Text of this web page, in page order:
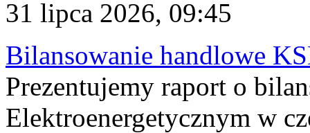
31 lipca 2026, 09:45
Bilansowanie handlowe
Prezentujemy raport o
Elektroenergetycznym w